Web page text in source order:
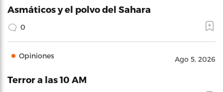
Asmáticos y el polvo del Sahara
0
Opiniones Ago 5, 2026
Terror a las 10 AM